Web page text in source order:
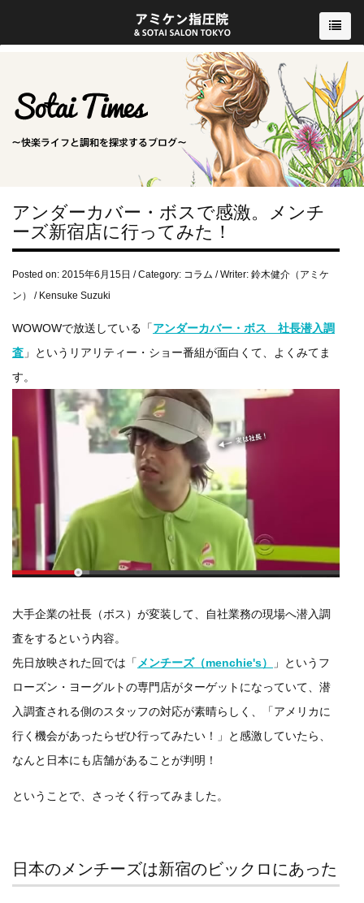
アンダーカバー・ボスで感激。メンチ
ーズ新宿店に行ってみた！
Posted on: 2015年6月15日 / Category: コラム / Writer: 鈴木健介（アミケ
ン） / Kensuke Suzuki
WOWOWで放送している「アンダーカバー・ボス 社長潜入調
査 」というリアリティー・ショー番組が面白くて、よくみてま
す。
大手企業の社長（ボス）が変装して、自社業務の現場へ潜入調
査をするという内容。
先日放映された回では「メンチーズ（menchie's）
」というフ
ローズン・ヨーグルトの専門店がターゲットになっていて、潜
入調査される側のスタッフの対応が素晴らしく、「アメリカに
行く機会があったらぜひ行ってみたい！」と感激していたら、
なんと日本にも店舗があることが判明！
ということで、さっそく行ってみました。
日本のメンチーズは新宿のビックロにあった